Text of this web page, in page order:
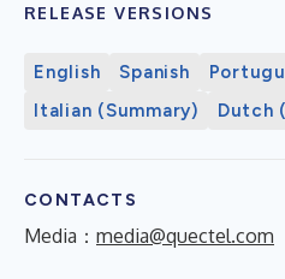
RELEASE VERSIONS
English Spanish
Italian (Summary)
Dutch
CONTACTS
Media： media@quectel.com